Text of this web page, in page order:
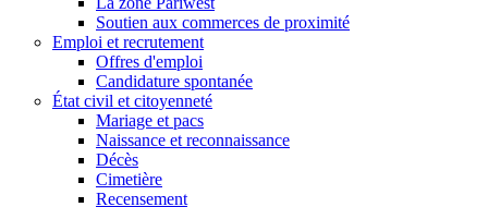
Soutien aux commerces de proximité
Emploi et recrutement
Offres d'emploi
Candidature spontanée
État civil et citoyenneté
Mariage et pacs
Naissance et reconnaissance
Décès
Cimetière
Recensement